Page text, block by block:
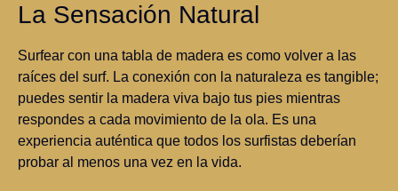
La Sensación Natural
Surfear con una tabla de madera es como volver a las
raíces del surf. La conexión con la naturaleza es tangible;
puedes sentir la madera viva bajo tus pies mientras
respondes a cada movimiento de la ola. Es una
experiencia auténtica que todos los surfistas deberían
probar al menos una vez en la vida.